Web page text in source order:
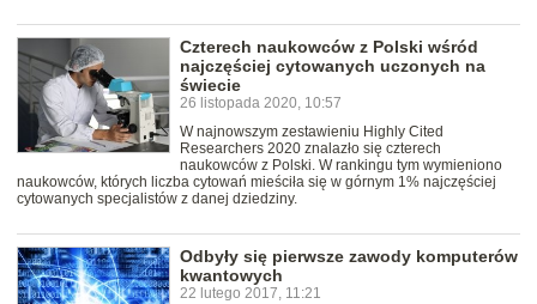
Czterech naukowców z Polski wśród
najczęściej cytowanych uczonych na
świecie
26 listopada 2020, 10:57
W najnowszym zestawieniu Highly Cited
Researchers 2020 znalazło się czterech
naukowców z Polski. W rankingu tym wymieniono
naukowców, których liczba cytowań mieściła się w górnym 1% najczęściej
cytowanych specjalistów z danej dziedziny.
Odbyły się pierwsze zawody komputerów
kwantowych
22 lutego 2017, 11:21